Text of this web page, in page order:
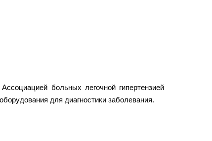
больных легочной гипертензией
для диагностики заболевания.